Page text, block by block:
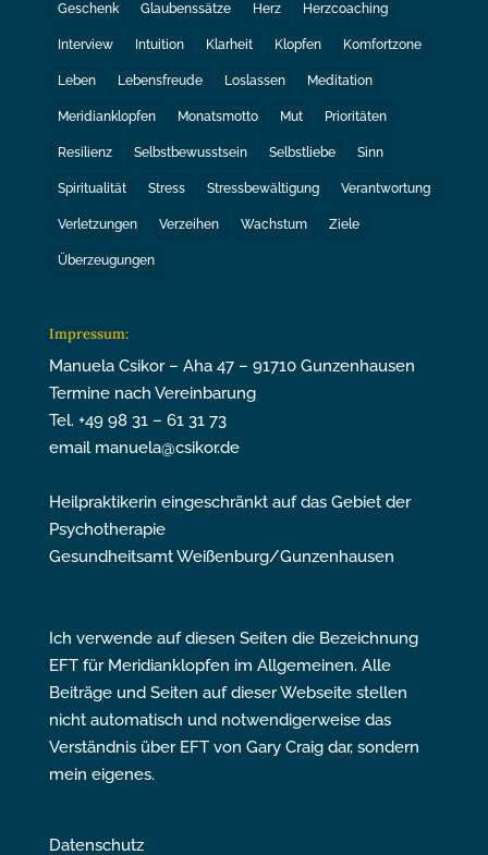
Geschenk Glaubenssätze Herz Herzcoaching
Interview Intuition Klarheit Klopfen Komfortzone
Leben Lebensfreude Loslassen Meditation
Meridianklopfen Monatsmotto Mut Prioritäten
Resilienz Selbstbewusstsein Selbstliebe Sinn
Spiritualität Stress Stressbewältigung Verantwortung
Verletzungen Verzeihen Wachstum Ziele
Überzeugungen
Impressum:
Manuela Csikor – Aha 47 – 91710 Gunzenhausen
Termine nach Vereinbarung
Tel. +49 98 31 – 61 31 73
email manuela@csikor.de
Heilpraktikerin eingeschränkt auf das Gebiet der
Psychotherapie
Gesundheitsamt Weißenburg/Gunzenhausen
Ich verwende auf diesen Seiten die Bezeichnung
EFT für Meridianklopfen im Allgemeinen. Alle
Beiträge und Seiten auf dieser Webseite stellen
nicht automatisch und notwendigerweise das
Verständnis über EFT von Gary Craig dar, sondern
mein eigenes.
Datenschutz